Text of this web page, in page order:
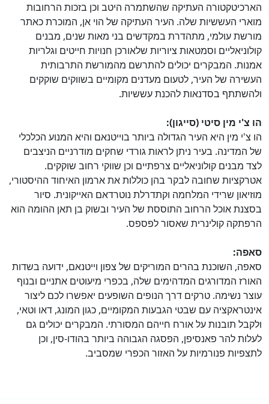
הארכיטקטורה העתיקה שהשתמרה היטב וכן בזכות הרחובות
מוארי העששיות שלה. העיר העתיקה של הוי אן, המוכרת כאתר
מורשת עולמי, מתהדרת במקדשים בני מאות שנים, מבנים
קולוניאליים וסמטאות ציוריות שלאורכן חנויות חייטים וגלריות
אמנות. המבקרים יכולים להתרשם מהמורשת התרבותית
העשירה של העיר, לטעום מעדנים מקומיים בשווקים שוקקים
ולהשתתף בסדנאות להכנת עששיות.
הו צ'י מין סיטי (סייגון):
הו צ'י מין היא העיר הגדולה ביותר בוייטנאם והיא המנוע הכלכלי
של המדינה. בעיר ניתן לראות גורדי שחקים מודרניים הניצבים
לצד מבנים קולוניאליים צרפתיים וכן שווקי רחוב שוקקים.
אטרקציות שחובה לבקר בהן כוללות את ארמון האיחוד ההיסטורי,
מוזיאון שרידי המלחמה וקתדרלת נוטרדאם האייקונית. סיור
בסצנת אוכל הרחוב התוססת של העיר ובשוק בן תאן ההומה הוא
הרפתקה קולינרית שאסור לפספס.
סאפה:
סאפה, השוכנת בהרים המוריקים של צפון וייטנאם, ידועה בשדות
האורז המדורגים המדהימים שלה, בכפרי מיעוטים אתניים ובנוף
עוצר נשימה. טרקים דרך הנופים השופעים יאפשרו לכם ליצור
אינטראקציה עם שבטי הגבעות המקומיים, כגון המונג, דאו וטאי,
ולקבל תובנות על אורח חייהם המסורתי. המבקרים יכולים גם
לעלות להר פאנסיפן, הפסגה הגבוהה ביותר בהודו-סין, וכן
לתצפיות פנורמיות על האזור הכפרי שמסביב.